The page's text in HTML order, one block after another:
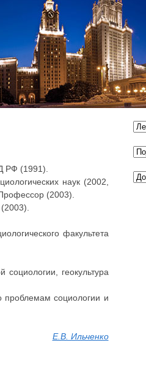
РФ (1991).
наук (2002,
(2003).
факультета
геокультура
проблемам социологии и
Е.В. Ильченко